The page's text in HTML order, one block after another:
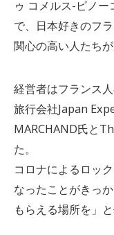
ゥ コメルス-ピノ
で、日本好きのフ
関心の高い人たちが
経営者はフランス人
旅行会社Japan
MARCHAND氏と
た。
コロナによるロッ
なったことがきっ
もらえる場所を」